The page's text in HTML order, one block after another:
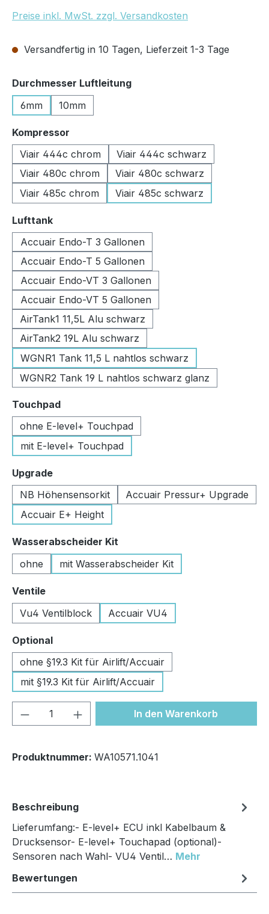
Preise inkl. MwSt. zzgl. Versandkosten
Versandfertig in 10 Tagen, Lieferzeit 1-3 Tage
Durchmesser Luftleitungauswählen
6mm
10mm
Kompressor
Viair 444c chrom
Viair 444c schwarz
Viair 480c chrom
Viair 480c schwarz
Viair 485c chrom
Viair 485c schwarz
Lufttankauswählen
Accuair Endo-T 3 Gallonen
Accuair Endo-T 5 Gallonen
Accuair Endo-VT 3 Gallonen
Accuair Endo-VT 5 Gallonen
AirTank1 11,5L Alu schwarz
AirTank2 19L Alu schwarz
WGNR1 Tank 11,5 L nahtlos schwarz
WGNR2 Tank 19 L nahtlos schwarz glanz
Touchpadauswählen
ohne E-level+ Touchpad
mit E-level+ Touchpad
Upgradeauswählen
NB Höhensensorkit
Accuair Pressur+ Upgrade
Accuair E+ Height
Wasserabscheider Kit
ohne
mit Wasserabscheider Kit
Ventileauswählen
Vu4 Ventilblock
Accuair VU4
Optionalauswählen
ohne §19.3 Kit für Airlift/Accuair
mit §19.3 Kit für Airlift/Accuair
Produkt Anzahl: Gib denIn den Warenkorb
Produktnummer: WA10571.1041
Beschreibung
Lieferumfang:- E-level+ ECU inkl Kabelbaum &
Drucksensor- E-level+ Touchapad (optional)-
Sensoren nach Wahl- VU4 Ventil… Mehr
Bewertungen